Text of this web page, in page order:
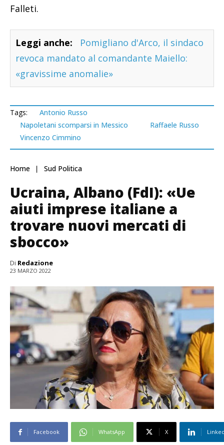
Falleti.
Leggi anche:
Pomigliano d'Arco, il sindaco
revoca mandato al comandante Maiello:
«gravissime anomalie»
Tags:
Antonio Russo
Napoletani scomparsi in Messico
Raffaele Russo
Vincenzo Cimmino
Home Sud Politica
Ucraina, Albano (FdI): «Ue
aiuti imprese italiane a
trovare nuovi mercati di
sbocco»
Di Redazione
23 MARZO 2022
Facebook WhatsApp X